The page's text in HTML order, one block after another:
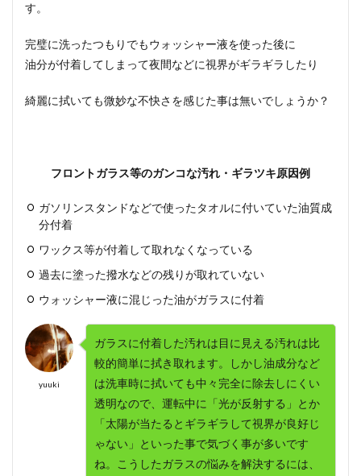
す。
完璧に洗ったつもりでもウォッシャー液を使った後に
油分が付着してしまって夜間などに視界がギラギラしたり
綺麗に拭いても微妙な不快さを感じた事は無いでしょうか？
フロントガラス等のガンコな汚れ・ギラツキ原因例
ガソリンスタンドなどで使ったタオルに付いていた油質成
分付着
ワックス等が付着して取れなくなっている
過去に塗った撥水などの残りが取れていない
ウォッシャー液に混じった油がガラスに付着
yuuki
ガラスに付着した汚れは目に見える汚れは比
較的簡単に拭き取れます。しかし油成分など
は洗車時に拭いても中々完全に除去しにくい
透明なので、運転中に「光が反射する」とか
「太陽が当たるとギラギラして視界が良好じ
ゃない」といった事で気づく事が多いです
ね。こうしたガラスの悩みを解決するには、